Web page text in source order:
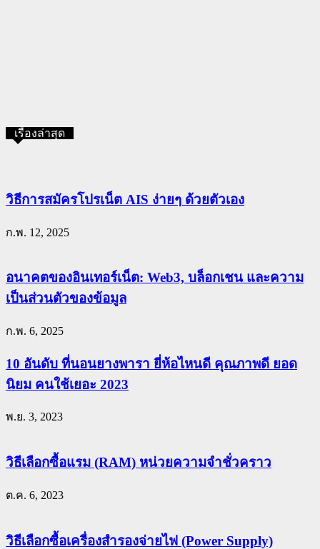
เรื่องล่าสุด
วิธีการสมัครโปรเน็ต AIS ง่ายๆ ด้วยตัวเอง
ก.พ. 12, 2025
อนาคตของอินเทอร์เน็ต: Web3, บล็อกเชน และความ
เป็นส่วนตัวของข้อมูล
ก.พ. 6, 2025
10 อันดับ ที่นอนยางพารา ยี่ห้อไหนดี คุณภาพดี ยอด
นิยม คนใช้เยอะ 2023
พ.ย. 3, 2023
วิธีเลือกซื้อแรม (RAM) หน่วยความจำชั่วคราว
ต.ค. 6, 2023
วิธีเลือกซื้อเครื่องสำรองจ่ายไฟ (Power Supply)